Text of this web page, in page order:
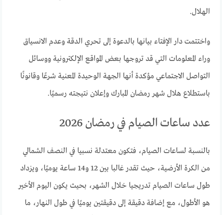
الهلال.
واختتمت دار الإفتاء بيانها بالدعوة إلى تحري الدقة وعدم الانسياق
وراء المعلومات التي قد تروجها بعض المواقع الإلكترونية ووسائل
التواصل الاجتماعي مؤكدة أنها الجهة الوحيدة المعنية شرعًا وقانونًا
باستطلاع هلال شهر رمضان المبارك وإعلان نتيجته رسميًا.
عدد ساعات الصيام في رمضان 2026
بالنسبة لساعات الصيام، فتكون معتدلة نسبيا في النصف الشمالي
من الكرة الأرضية، حيث تقدر غالبا بين 12 و14 ساعة يوميًا، ويزداد
طول ساعات الصيام تدريجيا خلال الشهر، بحيث يكون اليوم الأخير
هو الأطول، مع إضافة دقيقة إلى دقيقتين يوميًا في طول النهار، ما